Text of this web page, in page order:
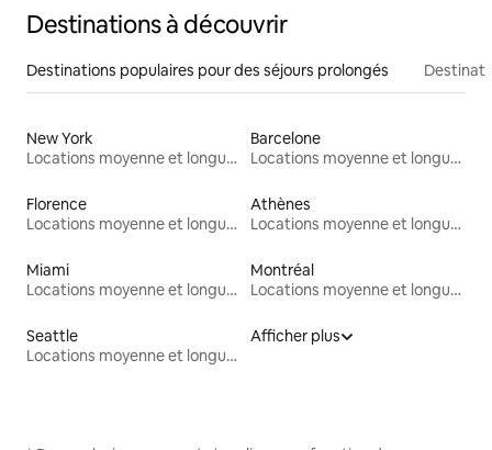
Destinations à découvrir
Destinations populaires pour des séjours prolongés
New York
Locations moyenne et longue durée
Barcelone
Locations moyenne et longue durée
Florence
Locations moyenne et longue durée
Athènes
Locations moyenne et longue durée
Miami
Locations moyenne et longue durée
Montréal
Locations moyenne et longue durée
Seattle
Locations moyenne et longue durée
Afficher plus